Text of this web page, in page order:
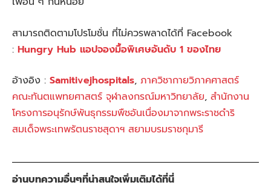
สามารถติดตามโปรโมชั่น ที่ไม่ควรพลาดได้ที่ Facebook
: Hungry Hub แอปจองมื้อพิเศษอันดับ 1 ของไทย
อ้างอิง : Samitivejhospitals, ภาควิชากายวิภาคศาสตร์
คณะทันตแพทยศาสตร์ จุฬาลงกรณ์มหาวิทยาลัย, สำนักงาน
โครงการอนุรักษ์พันธุกรรมพืชอันเนื่องมาจากพระราชดำริ
สมเด็จพระเทพรัตนราชสุดาฯ สยามบรมราชกุมารี
อ่านบทความอื่นๆที่น่าสนใจเพิ่มเติมได้ที่นี่